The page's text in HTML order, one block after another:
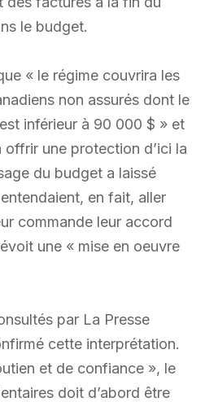
le budget.
« le régime couvrira les
non assurés dont le
inférieur à 90 000 $ » et
offrir une protection d’ici la
du budget a laissé
en fait, aller
commande leur accord
une « mise en oeuvre
par La Presse
cette interprétation.
et de confiance », le
doit d’abord être